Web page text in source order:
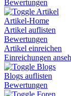
Bewertungen
Artikel
Artikel-Home
Artikel auflisten
Bewertungen
Artikel einreichen
Einreichungen
Blogs
Blogs auflisten
Bewertungen